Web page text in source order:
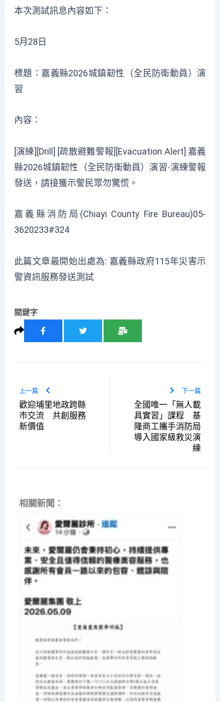
本次測試訊息內容如下：
5月28日
標題：嘉義縣2026城鎮韌性（全民防衛動員）演
習
內容：
[演練][Drill] [疏散避難警報][Evacuation Alert] 嘉義
縣2026城鎮韌性（全民防衛動員）演習-演練警報
發送，請接獲示警民眾勿驚慌。
嘉義縣消防局(Chiayi County Fire Bureau)05-
3620233#324
此篇文章最開始出處為: 嘉義縣政府115年災害示
警資訊服務發送測試
關鍵字
上一篇
歡迎埔里地政跨縣
市交流 共創服務
新價值
下一篇
全國唯一「無人載
具實習」課程 基
隆商工攜手消防局
導入國家級救災演
練
相關新聞：